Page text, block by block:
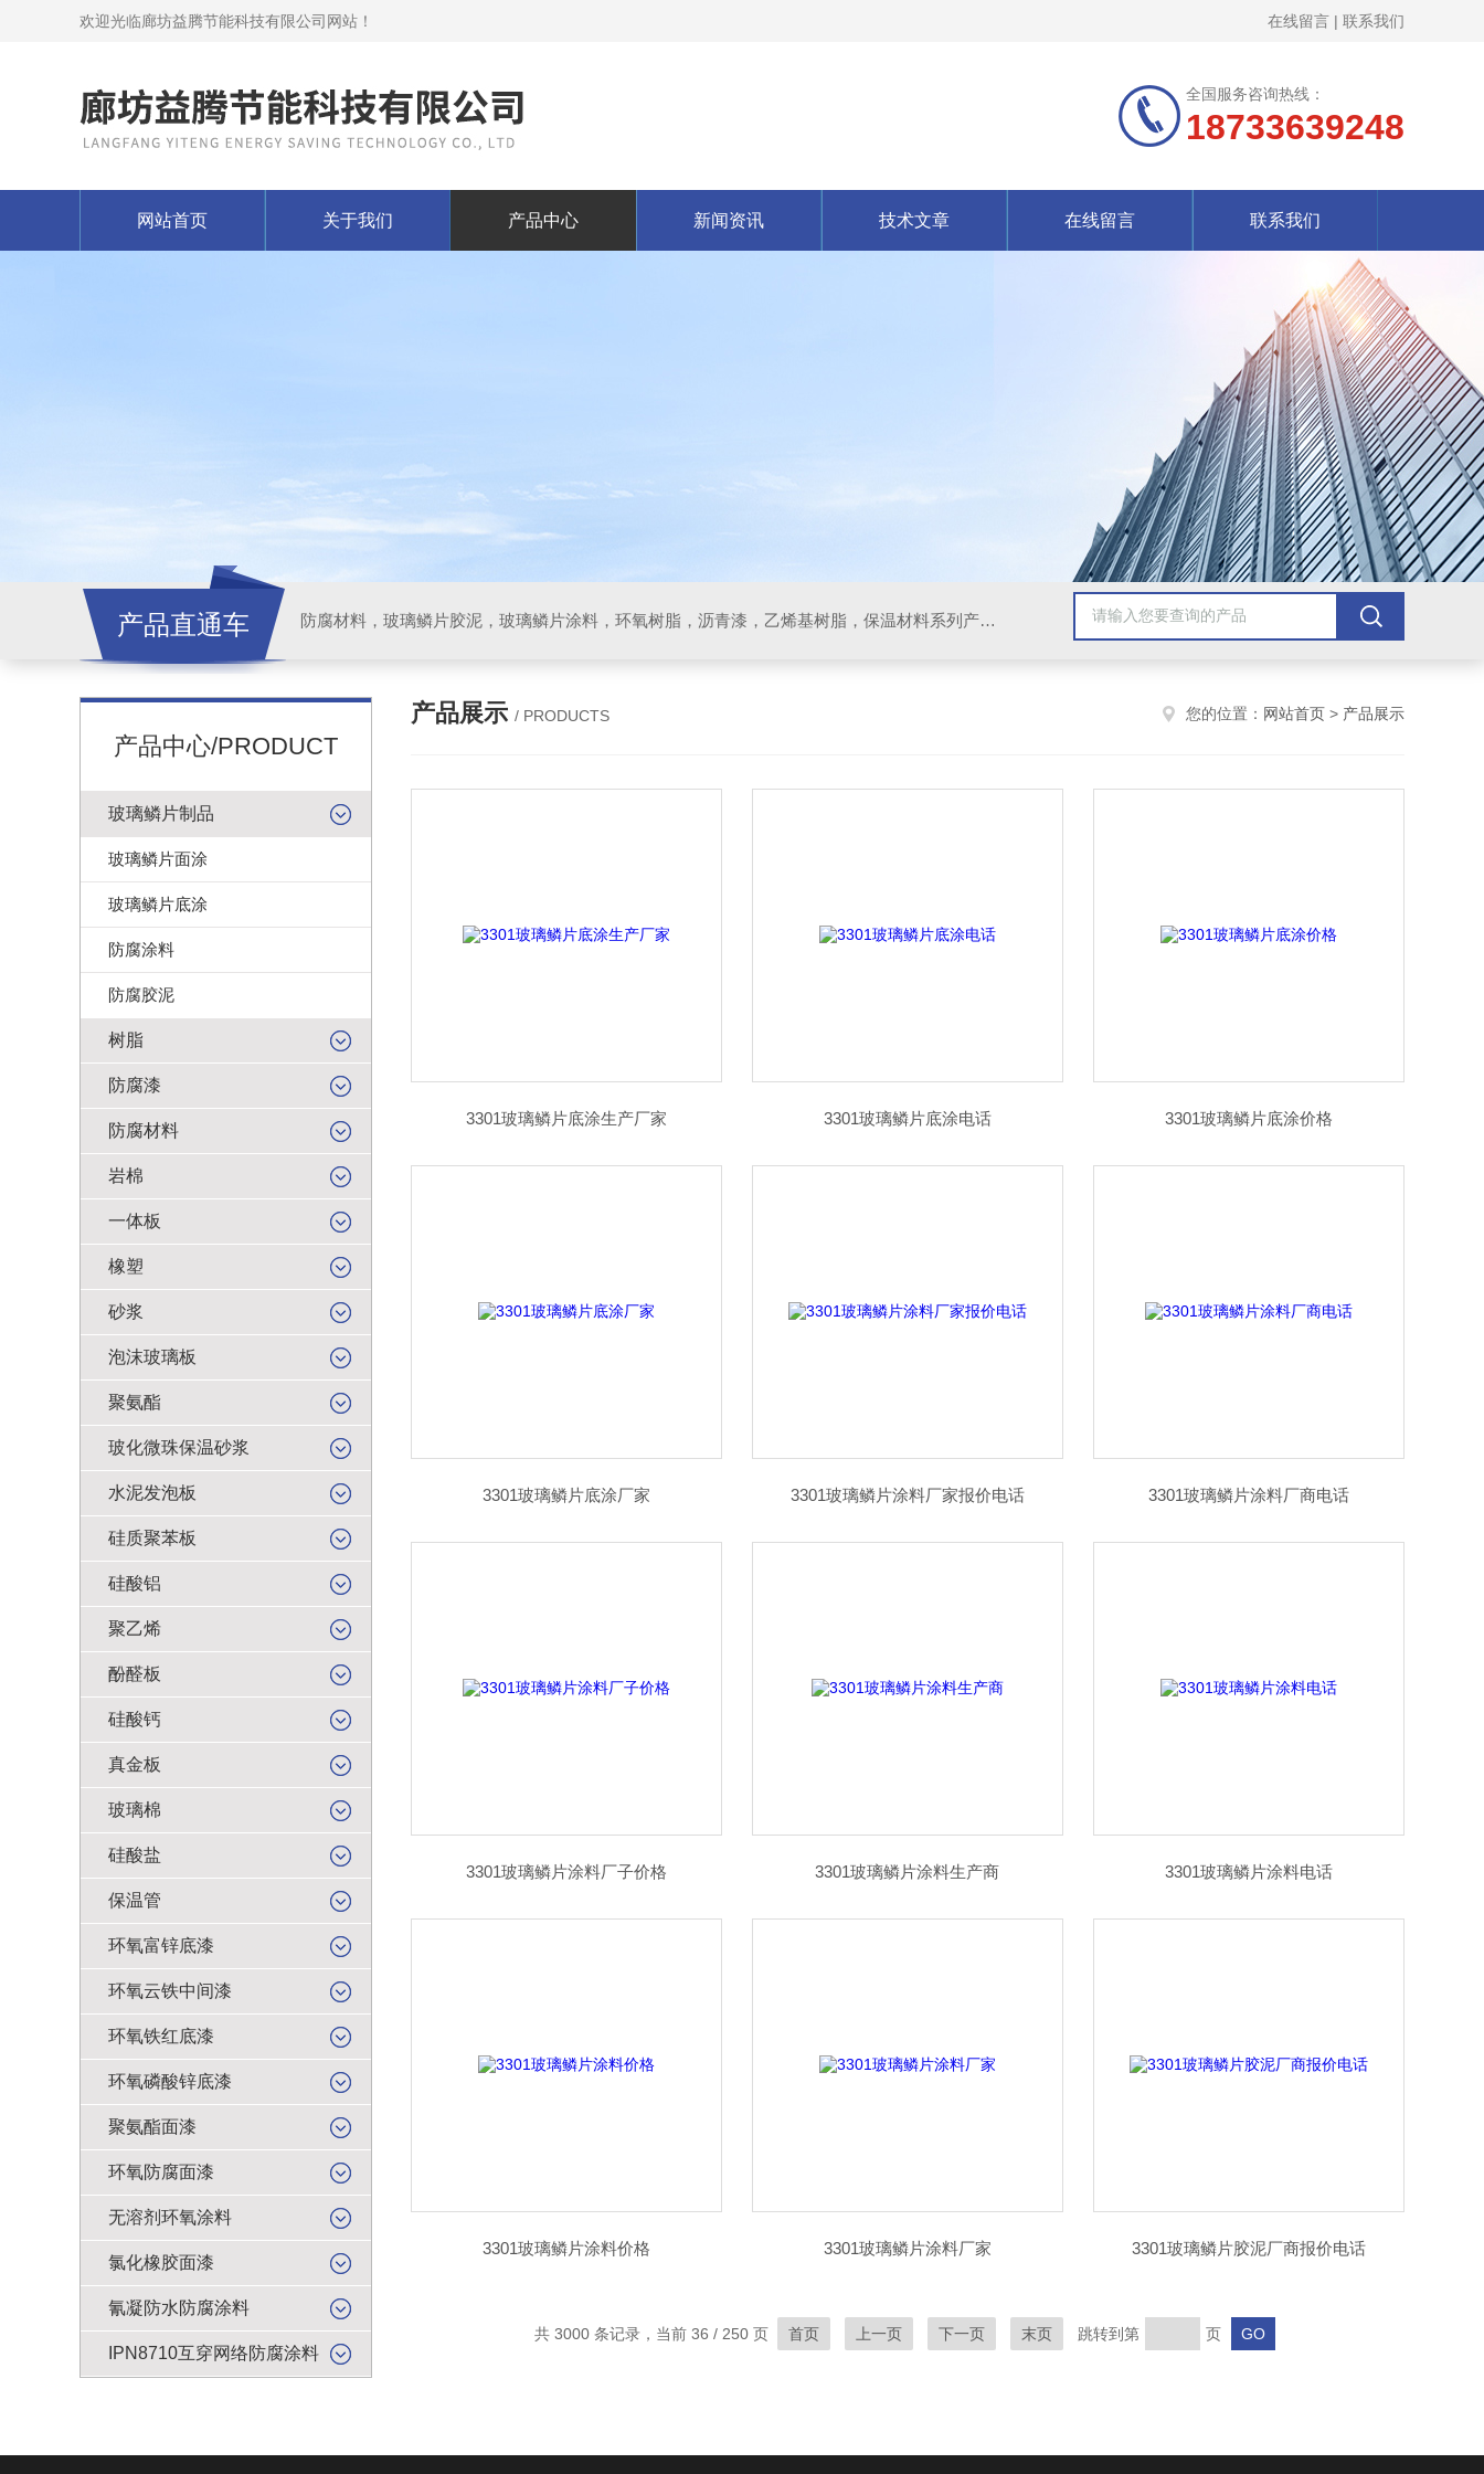
欢迎光临廊坊益腾节能科技有限公司网站！ 在线留言 | 联系我们
全国服务咨询热线：
18733639248
网站首页 关于我们 产品中心 新闻资讯 技术文章 在线留言 联系我们
产品直通车 防腐材料，玻璃鳞片胶泥，玻璃鳞片涂料，环氧树脂，沥青漆，乙烯基树脂，保温材料系列产品。
产品中心/PRODUCT
玻璃鳞片制品
玻璃鳞片面涂
玻璃鳞片底涂
防腐涂料
防腐胶泥
树脂
防腐漆
防腐材料
岩棉
一体板
橡塑
砂浆
泡沫玻璃板
聚氨酯
玻化微珠保温砂浆
水泥发泡板
硅质聚苯板
硅酸铝
聚乙烯
酚醛板
硅酸钙
真金板
玻璃棉
硅酸盐
保温管
环氧富锌底漆
环氧云铁中间漆
环氧铁红底漆
环氧磷酸锌底漆
聚氨酯面漆
环氧防腐面漆
无溶剂环氧涂料
氯化橡胶面漆
氰凝防水防腐涂料
IPN8710互穿网络防腐涂料
产品展示 / PRODUCTS 您的位置： 网站首页 > 产品展示
3301玻璃鳞片底涂生产厂家 3301玻璃鳞片底涂电话 3301玻璃鳞片底涂价格
3301玻璃鳞片底涂厂家 3301玻璃鳞片涂料厂家报价电话 3301玻璃鳞片涂料厂商电话
3301玻璃鳞片涂料厂子价格 3301玻璃鳞片涂料生产商 3301玻璃鳞片涂料电话
3301玻璃鳞片涂料价格 3301玻璃鳞片涂料厂家 3301玻璃鳞片胶泥厂商报价电话
共 3000 条记录，当前 36 / 250 页 首页 上一页 下一页 末页 跳转到第 页